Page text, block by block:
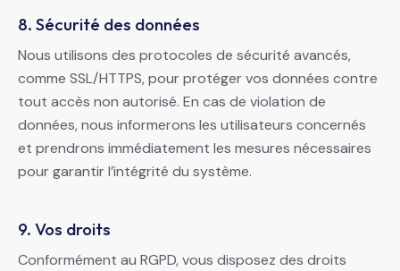
8. Sécurité des données
Nous utilisons des protocoles de sécurité avancés,
comme SSL/HTTPS, pour protéger vos données contre
tout accès non autorisé. En cas de violation de
données, nous informerons les utilisateurs concernés
et prendrons immédiatement les mesures nécessaires
pour garantir l’intégrité du système.
9. Vos droits
Conformément au RGPD, vous disposez des droits